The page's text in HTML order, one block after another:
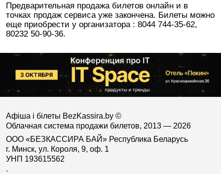
Предварительная продажа билетов онлайн и в
точках продаж сервиса уже закончена. Билеты можно
еще приобрести у организатора : 8044 744-35-62,
80232 50-90-36.
Афіша і білеты BezKassira.by ©
Облачная система продажи билетов, 2013 — 2026
ООО «БЕЗКАССИРА БАЙ» Республика Беларусь
г. Минск, ул. Короля, 9, оф. 1
УНП 193615562
.